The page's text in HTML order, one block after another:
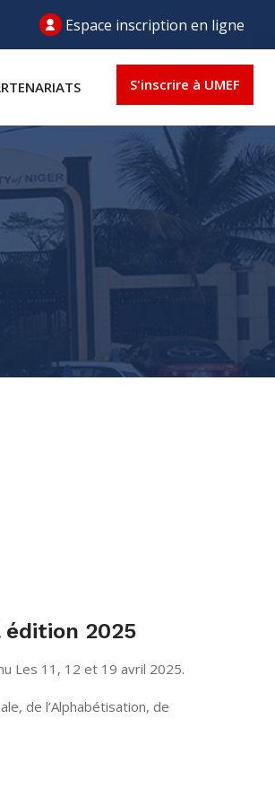
Espace inscription en ligne
S'inscrire à UMEF
édition 2025
Les 11, 12 et 19 avril 2025.
de l’Alphabétisation, de